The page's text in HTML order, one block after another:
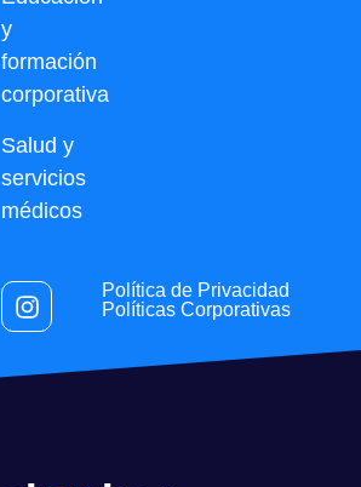
y
formación
corporativa
Salud y
servicios
médicos
Política de Privacidad
Políticas Corporativas